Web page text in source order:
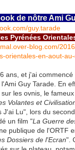
de nôtre Ami
guy.tarade
Pyrénées
blog.com/
orientales-en-aout-
ans, et j'ai
Guy Tarade. En
les ovnis, le
Volantes et
J'ai Lu", lors du
un film "La Guerre
publique de l'ORTF
Dossiers de l'Ecran".